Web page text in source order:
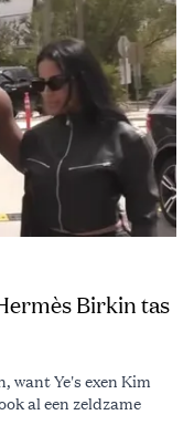
Birkin tas
want Ye's exen Kim
al een zeldzame